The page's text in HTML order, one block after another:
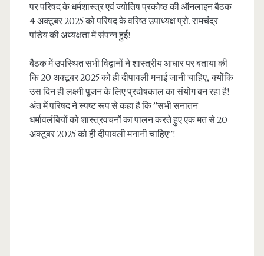
पर परिषद के धर्मशास्त्र एवं ज्योतिष प्रकोष्ठ की ऑनलाइन बैठक
4 अक्टूबर 2025 को परिषद के वरिष्ठ उपाध्यक्ष प्रो. रामचंद्र
पांडेय की अध्यक्षता में संपन्न हुई!
बैठक में उपस्थित सभी विद्वानों ने शास्त्रीय आधार पर बताया की
कि 20 अक्टूबर 2025 को ही दीपावली मनाई जानी चाहिए, क्योंकि
उस दिन ही लक्ष्मी पूजन के लिए प्रदोषकाल का संयोग बन रहा है!
अंत में परिषद ने स्पष्ट रूप से कहा है कि ”सभी सनातन
धर्मावलंबियों को शास्त्रवचनों का पालन करते हुए एक मत से 20
अक्टूबर 2025 को ही दीपावली मनानी चाहिए”!